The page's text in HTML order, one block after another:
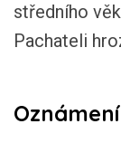
středního
Pachateli